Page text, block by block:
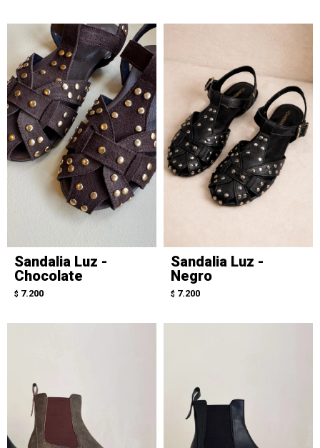
Sandalia Luz -
Chocolate
$ 7.200
Sandalia Luz -
Negro
$ 7.200